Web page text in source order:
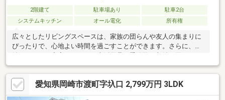
2階建て 駐車場あり
駐車2台
システムキッチン
オール電化 所有権
広々としたリビングスペースは、家族の団らんや友人の集まりに
ぴったりで、心地よい時間を過ごすことができます。さらに、収
はありません。オール電化住宅なので、エコな暮らしを実現でき
るだけでなく、光熱費の節約も期待できます。角地に位置してい
るため、通風や日当たりに優れ、開放感あふれる暮らしができま
す。ぜひ、ご検討ください。
愛知県岡崎市渡町字圦口 2,799万円 3LDK